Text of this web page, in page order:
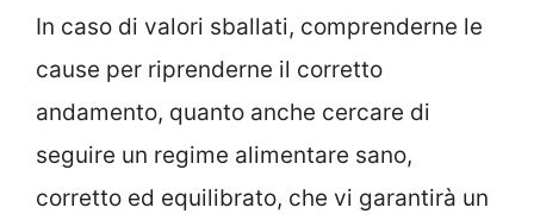
In caso di valori sballati, comprenderne le
cause per riprenderne il corretto
andamento, quanto anche cercare di
seguire un regime alimentare sano,
corretto ed equilibrato, che vi garantirà un